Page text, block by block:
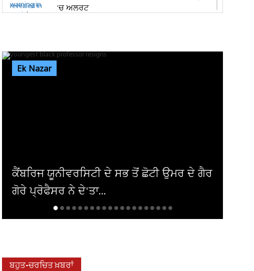
'ਚ ਅਲਰਟ
Ek Nazar
ਉਮਰ ਦੇ ਗੈਰ
ਅਮਰੀਕਾ ਨੇ ਇਰਾਕੀ ਏਅਰਾਲਾਈਨ ਤੋਂ
ਪਾਬੰਦੀ
ਬਹੁਤ-ਚਰਚਿਤ ਖ਼ਬਰਾਂ